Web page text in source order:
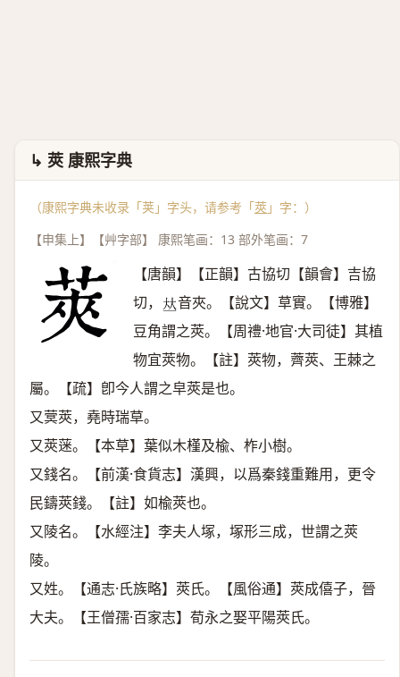
↳ 莢 康熙字典
（康熙字典未收录「荚」字头，请参考「莢 」字：）
【申集上】【艸字部】 康熙笔画：13 部外笔画：7
【唐韻】【正韻】古協切【韻會】吉協
切， 𠀤音夾。【說文】草實。【博雅】
豆角謂之莢。【周禮·地官·大司徒】其植
物宜莢物。【註】莢物，薺莢、王棘之
屬。【疏】卽今人謂之皁莢是也。
又蓂莢，堯時瑞草。
又莢蒾。【本草】葉似木槿及楡、柞小樹。
又錢名。【前漢·食貨志】漢興，以爲秦錢重難用，更令
民鑄莢錢。【註】如楡莢也。
又陵名。【水經注】李夫人塚，塚形三成，世謂之莢
陵。
又姓。【通志·氏族略】莢氏。【風俗通】莢成僖子，晉
大夫。【王僧孺·百家志】荀永之娶平陽莢氏。